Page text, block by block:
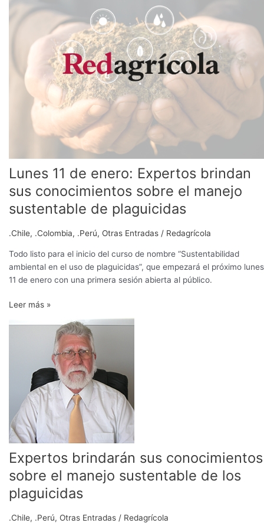
Lunes 11 de enero: Expertos brindan
sus conocimientos sobre el manejo
sustentable de plaguicidas
.Chile, .Colombia, .Perú, Otras Entradas / Redagrícola
Todo listo para el inicio del curso de nombre “Sustentabilidad
ambiental en el uso de plaguicidas”, que empezará el próximo lunes
11 de enero con una primera sesión abierta al público.
enero:
brindan
conocimientos
sobre
manejo
sustentable
Leer más »
Expertos brindarán sus conocimientos
sobre el manejo sustentable de los
plaguicidas
.Chile, .Perú, Otras Entradas / Redagrícola
Expertos
conocimientos
manejo
sustentable
de
los
plaguicidas